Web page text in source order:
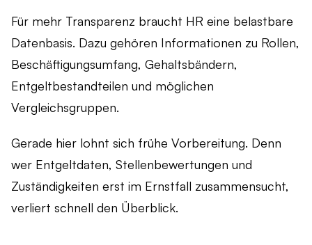
Für mehr Transparenz braucht HR eine belastbare
Datenbasis. Dazu gehören Informationen zu Rollen,
Beschäftigungsumfang, Gehaltsbändern,
Entgeltbestandteilen und möglichen
Vergleichsgruppen.
Gerade hier lohnt sich frühe Vorbereitung. Denn
wer Entgeltdaten, Stellenbewertungen und
Zuständigkeiten erst im Ernstfall zusammensucht,
verliert schnell den Überblick.